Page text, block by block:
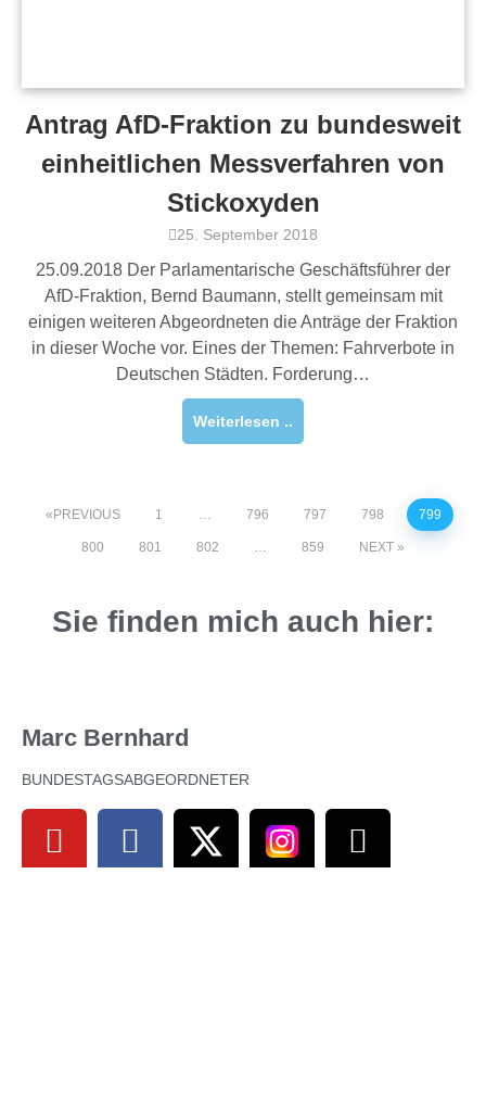
Antrag AfD-Fraktion zu bundesweit
einheitlichen Messverfahren von
Stickoxyden
25. September 2018
25.09.2018 Der Parlamentarische Geschäftsführer der
AfD-Fraktion, Bernd Baumann, stellt gemeinsam mit
einigen weiteren Abgeordneten die Anträge der Fraktion
in dieser Woche vor. Eines der Themen: Fahrverbote in
Deutschen Städten. Forderung…
Weiterlesen ..
PREVIOUS 1 … 796 797 798 799
800 801 802 … 859 NEXT
Sie finden mich auch hier:
Marc Bernhard
BUNDESTAGSABGEORDNETER